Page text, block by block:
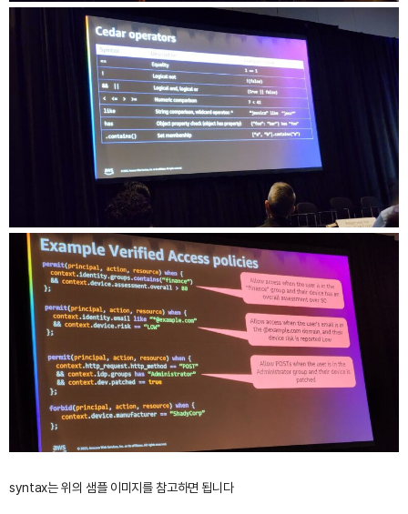
syntax는 위의 샘플 이미지를 참고하면 됩니다